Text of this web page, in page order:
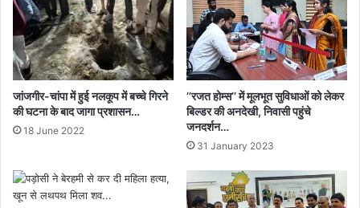
जांजगीर-चांपा में हुई नलकूप में बच्चे गिरने
की घटना के बाद जागा प्रशासन…
18 June 2022
’’रजत होम्स’’ में मूलभूत सुविधाओं को लेकर
बिल्डर की अनदेखी, निवासी पहुंचे
जनदर्शन…
31 January 2023